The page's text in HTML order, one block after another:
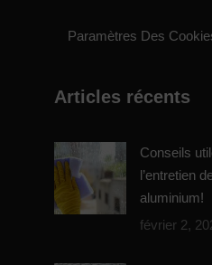
Paramètres Des
Articles récents
Conseils
l’entretien
aluminium!
février 2,